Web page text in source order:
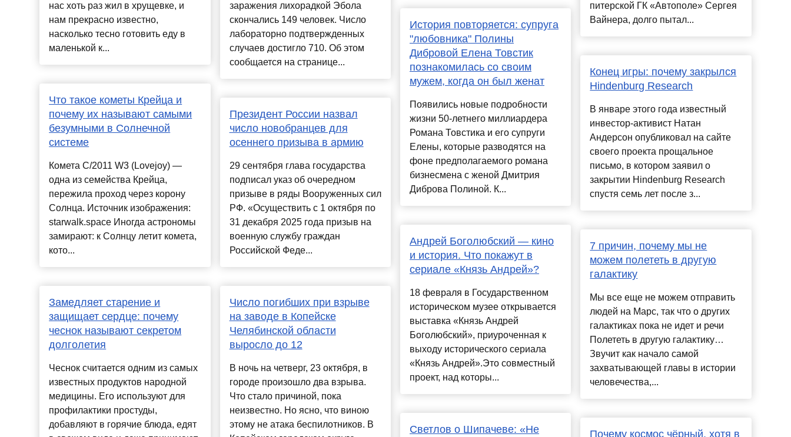
нас хоть раз жил в хрущевке, и
нам прекрасно известно,
насколько тесно готовить еду в
маленькой к...
Что такое кометы Крейца и
почему их называют самыми
безумными в Солнечной
системе
Комета C/2011 W3 (Lovejoy) —
одна из семейства Крейца,
пережила проход через корону
Солнца. Источник изображения:
starwalk.space Иногда астрономы
замирают: к Солнцу летит комета,
кото...
Замедляет старение и
защищает сердце: почему
чеснок называют секретом
долголетия
Чеснок считается одним из самых
известных продуктов народной
медицины. Его используют для
профилактики простуды,
добавляют в горячие блюда, едят
заражения лихорадкой Эбола
скончались 149 человек. Число
лабораторно подтвержденных
случаев достигло 710. Об этом
сообщается на странице...
Президент России назвал
число новобранцев для
осеннего призыва в армию
29 сентября глава государства
подписал указ об очередном
призыве в ряды Вооруженных сил
РФ. «Осуществить с 1 октября по
31 декабря 2025 года призыв на
военную службу граждан
Российской Феде...
Число погибших при взрыве
на заводе в Копейске
Челябинской области
выросло до 12
В ночь на четверг, 23 октября, в
городе произошло два взрыва.
Что стало причиной, пока
неизвестно. Но ясно, что виною
этому не атака беспилотников. В
История повторяется: супруга
"любовника" Полины
Дибровой Елена Товстик
познакомилась со своим
мужем, когда он был женат
Появились новые подробности
жизни 50-летнего миллиардера
Романа Товстика и его супруги
Елены, которые разводятся на
фоне предполагаемого романа
бизнесмена с женой Дмитрия
Диброва Полиной. К...
Андрей Боголюбский — кино
и история. Что покажут в
сериале «Князь Андрей»?
18 февраля в Государственном
историческом музее открывается
выставка «Князь Андрей
Боголюбский», приуроченная к
выходу исторического сериала
«Князь Андрей».Это совместный
проект, над которы...
Светлов о Шипачеве: «Не
питерской ГК «Автополе» Сергея
Вайнера, долго пытал...
Конец игры: почему закрылся
Hindenburg Research
В январе этого года известный
инвестор-активист Натан
Андерсон опубликовал на сайте
своего проекта прощальное
письмо, в котором заявил о
закрытии Hindenburg Research
спустя семь лет после з...
7 причин, почему мы не
можем полететь в другую
галактику
Мы все еще не можем отправить
людей на Марс, так что о других
галактиках пока не идет и речи
Полететь в другую галактику…
Звучит как начало самой
захватывающей главы в истории
человечества,...
Почему космос чёрный, хотя в